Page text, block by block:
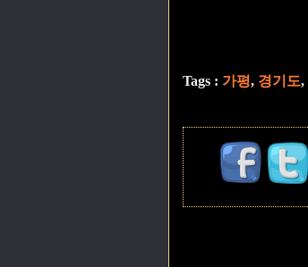
Tags : 가평, 경기도,